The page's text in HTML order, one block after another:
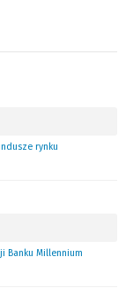
rynku
Banku Millennium